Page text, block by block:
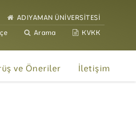
ADIYAMAN ÜNİVERSİTESİ
Arama KVKK
ve Öneriler İletişim